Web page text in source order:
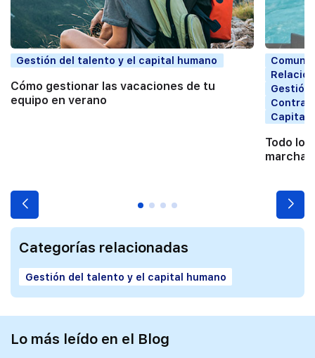
Gestión del talento y el capital humano
Cómo gestionar las vacaciones de tu
equipo en verano
Gestión
Capital
Todo lo
Categorías relacionadas
Gestión del talento y el capital humano
Lo más leído en el Blog